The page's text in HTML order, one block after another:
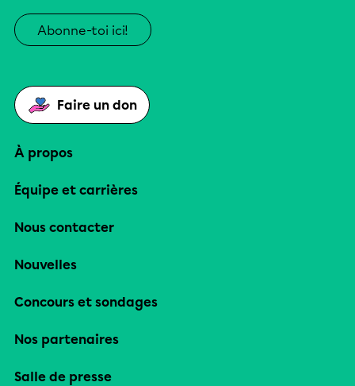
Abonne-toi ici!
Faire un don
À propos
Équipe et carrières
Nous contacter
Nouvelles
Concours et sondages
Nos partenaires
Salle de presse